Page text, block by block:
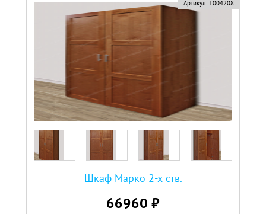
Артикул: Т004208
Шкаф Марко 2-х ств.
66960 ₽